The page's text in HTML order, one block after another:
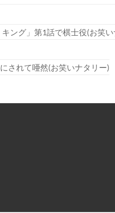
ング」第1話で棋士役(お笑い
されて唖然(お笑いナタリー)